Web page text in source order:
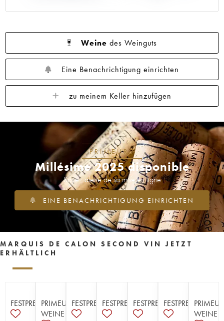
Weine des Weinguts
Eine Benachrichtigung einrichten
zu meinem Keller hinzufügen
PRIMEURS
Millésime 2025 disponible
Soyez alerté de sa mise en ligne
EINE BENACHRICHTIGUNG EINRICHTEN
MARQUIS DE CALON SECOND VIN JETZT
ERHÄLTLICH
FESTPREISEPRIMEUR-
WEINE
FESTPREISEFESTPREISEFESTPREISEFESTPREISE
WEINE